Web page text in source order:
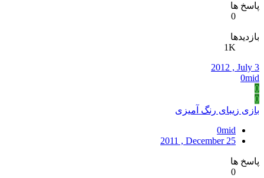
پاسخ ها
0
بازدیدها
1K
2012 , July 3
0mid
0
0
بازی زیبای رنگ آمیزی
0mid
2011 , December 25
پاسخ ها
0